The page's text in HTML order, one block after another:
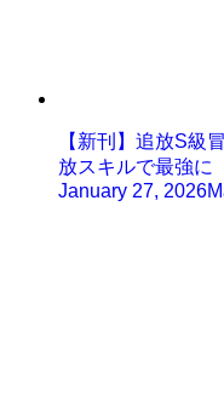
【新刊】追放S級
放スキルで最強に
January 27, 2026